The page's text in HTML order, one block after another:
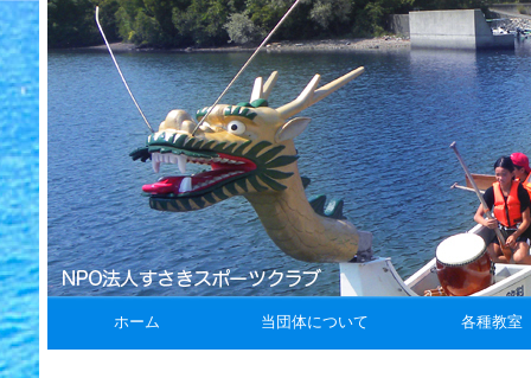
ホーム 当団体について 各種教室